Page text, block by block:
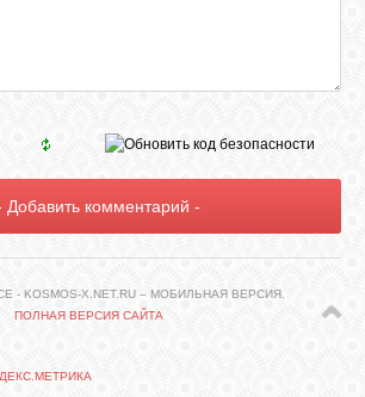
- KOSMOS-X.NET.RU – МОБИЛЬНАЯ ВЕРСИЯ.
ПОЛНАЯ ВЕРСИЯ САЙТА